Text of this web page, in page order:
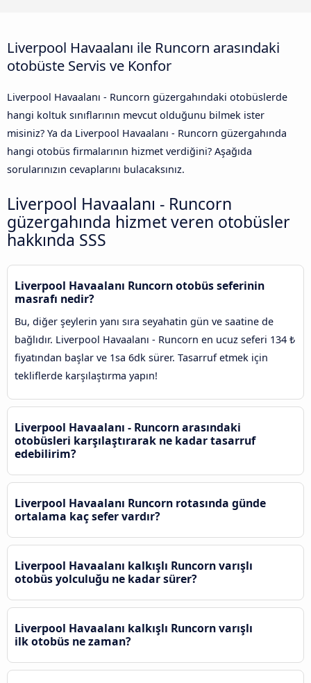
Liverpool Havaalanı ile Runcorn arasındaki
otobüste Servis ve Konfor
Liverpool Havaalanı - Runcorn güzergahındaki otobüslerde
hangi koltuk sınıflarının mevcut olduğunu bilmek ister
misiniz? Ya da Liverpool Havaalanı - Runcorn güzergahında
hangi otobüs firmalarının hizmet verdiğini? Aşağıda
sorularınızın cevaplarını bulacaksınız.
Liverpool Havaalanı - Runcorn
güzergahında hizmet veren otobüsler
hakkında SSS
Liverpool Havaalanı Runcorn otobüs seferinin
masrafı nedir?
Bu, diğer şeylerin yanı sıra seyahatin gün ve saatine de
bağlıdır. Liverpool Havaalanı - Runcorn en ucuz seferi 134 ₺
fiyatından başlar ve 1sa 6dk sürer. Tasarruf etmek için
tekliflerde karşılaştırma yapın!
Liverpool Havaalanı - Runcorn arasındaki
otobüsleri karşılaştırarak ne kadar tasarruf
edebilirim?
Liverpool Havaalanı Runcorn rotasında günde
ortalama kaç sefer vardır?
Liverpool Havaalanı kalkışlı Runcorn varışlı
otobüs yolculuğu ne kadar sürer?
Liverpool Havaalanı kalkışlı Runcorn varışlı
ilk otobüs ne zaman?